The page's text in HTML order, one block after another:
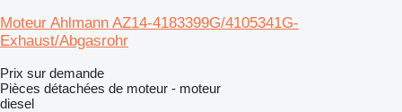
Moteur Ahlmann AZ14-4183399G/4105341G-
Exhaust/Abgasrohr
Prix sur demande
Pièces détachées de moteur - moteur
diesel